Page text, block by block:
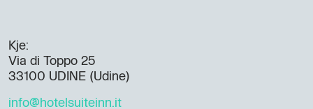
Kje:
Via di Toppo 25
33100 UDINE (Udine)
info@hotelsuiteinn.it